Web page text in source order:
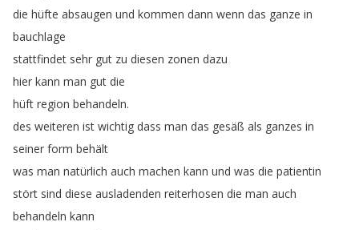
die hüfte absaugen und kommen dann wenn das ganze in
bauchlage
stattfindet sehr gut zu diesen zonen dazu
hier kann man gut die
hüft region behandeln.
des weiteren ist wichtig dass man das gesäß als ganzes in
seiner form behält
was man natürlich auch machen kann und was die patientin
stört sind diese ausladenden reiterhosen die man auch
behandeln kann